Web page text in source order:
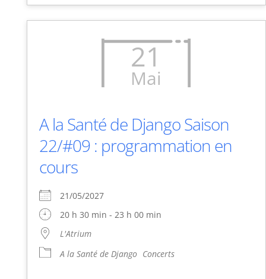
21
Mai
A la Santé de Django Saison
22/#09 : programmation en
cours
21/05/2027
20 h 30 min - 23 h 00 min
L'Atrium
A la Santé de Django Concerts